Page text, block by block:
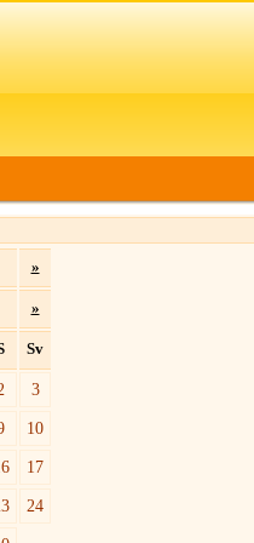
»
»
Sv
3
10
17
24